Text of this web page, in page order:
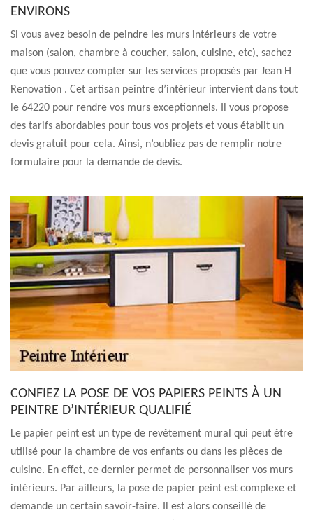
ENVIRONS
Si vous avez besoin de peindre les murs intérieurs de votre
maison (salon, chambre à coucher, salon, cuisine, etc), sachez
que vous pouvez compter sur les services proposés par Jean H
Renovation . Cet artisan peintre d’intérieur intervient dans tout
le 64220 pour rendre vos murs exceptionnels. Il vous propose
des tarifs abordables pour tous vos projets et vous établit un
devis gratuit pour cela. Ainsi, n’oubliez pas de remplir notre
formulaire pour la demande de devis.
CONFIEZ LA POSE DE VOS PAPIERS PEINTS À UN
PEINTRE D’INTÉRIEUR QUALIFIÉ
Le papier peint est un type de revêtement mural qui peut être
utilisé pour la chambre de vos enfants ou dans les pièces de
cuisine. En effet, ce dernier permet de personnaliser vos murs
intérieurs. Par ailleurs, la pose de papier peint est complexe et
demande un certain savoir-faire. Il est alors conseillé de